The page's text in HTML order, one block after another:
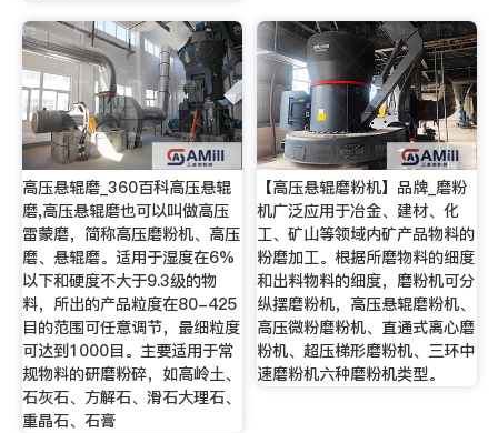
高压悬辊磨_360百科高压悬辊
磨,高压悬辊磨也可以叫做高压
雷蒙磨，简称高压磨粉机、高压
磨、悬辊磨。适用于湿度在6%
以下和硬度不大于9.3级的物
料，所出的产品粒度在80-425
目的范围可任意调节，最细粒度
可达到1000目。主要适用于常
规物料的研磨粉碎，如高岭土、
石灰石、方解石、滑石大理石、
重晶石、石膏
【高压悬辊磨粉机】品牌_磨粉
机广泛应用于冶金、建材、化
工、矿山等领域内矿产品物料的
粉磨加工。根据所磨物料的细度
和出料物料的细度，磨粉机可分
纵摆磨粉机，高压悬辊磨粉机、
高压微粉磨粉机、直通式离心磨
粉机、超压梯形磨粉机、三环中
速磨粉机六种磨粉机类型。